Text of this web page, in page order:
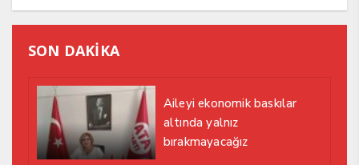
SON DAKİKA
Aileyi ekonomik baskılar
altında yalnız
bırakmayacağız